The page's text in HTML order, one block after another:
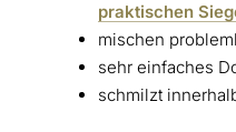
praktischen
mischen
sehr einfaches
schmilzt